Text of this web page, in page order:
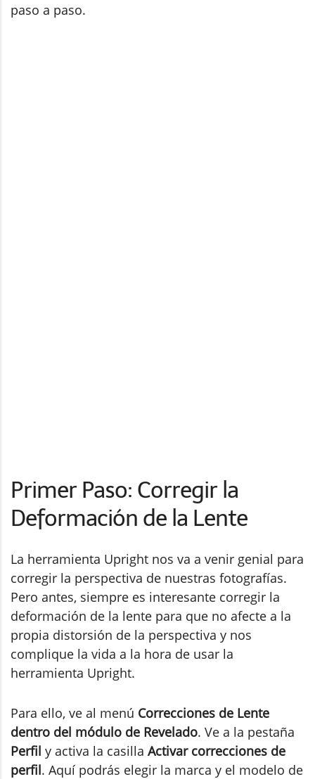
paso a paso.
Primer Paso: Corregir la
Deformación de la Lente
La herramienta Upright nos va a venir genial para
corregir la perspectiva de nuestras fotografías.
Pero antes, siempre es interesante corregir la
deformación de la lente para que no afecte a la
propia distorsión de la perspectiva y nos
complique la vida a la hora de usar la
herramienta Upright.
Para ello, ve al menú Correcciones de Lente
dentro del módulo de Revelado. Ve a la pestaña
Perfil y activa la casilla Activar correcciones de
perfil. Aquí podrás elegir la marca y el modelo de